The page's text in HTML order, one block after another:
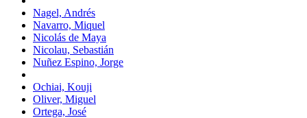
Nagel, Andrés
Navarro, Miquel
Nicolás de Maya
Nicolau, Sebastián
Nuñez Espino, Jorge
Ochiai, Kouji
Oliver, Miguel
Ortega, José